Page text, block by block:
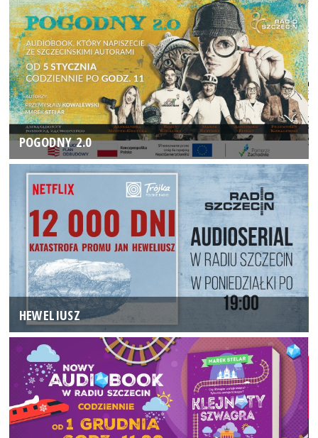
POGODNY 2.0
HEWELIUSZ